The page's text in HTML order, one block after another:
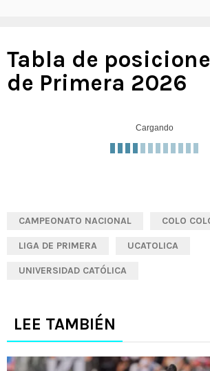
Tabla de
de Primera 2026
Cargando
CAMPEONATO NACIONAL COLO
LIGA DE PRIMERA UCATOLICA
UNIVERSIDAD CATÓLICA
LEE TAMBIÉN